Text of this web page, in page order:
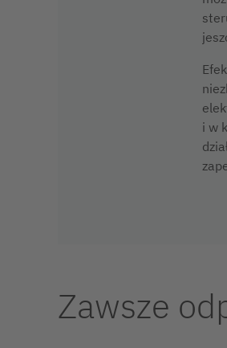
i w
Zawsze